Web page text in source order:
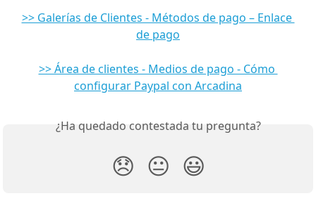
>> Galerías de Clientes - Métodos de pago – Enlace
de pago
>> Área de clientes - Medios de pago - Cómo
configurar Paypal con Arcadina
¿Ha quedado contestada tu pregunta?
😞 😐 😃